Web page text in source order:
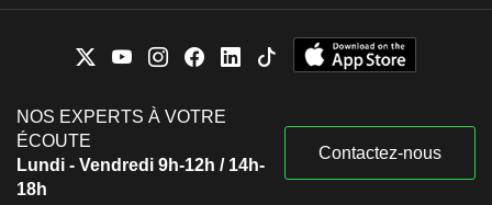
NOS EXPERTS À VOTRE
ÉCOUTE
Lundi - Vendredi 9h-12h / 14h-
18h
Contactez-nous